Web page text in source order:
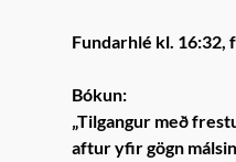
Fundarhlé kl. 16:32,
Bókun:
„Tilgangur með
aftur yfir gögn